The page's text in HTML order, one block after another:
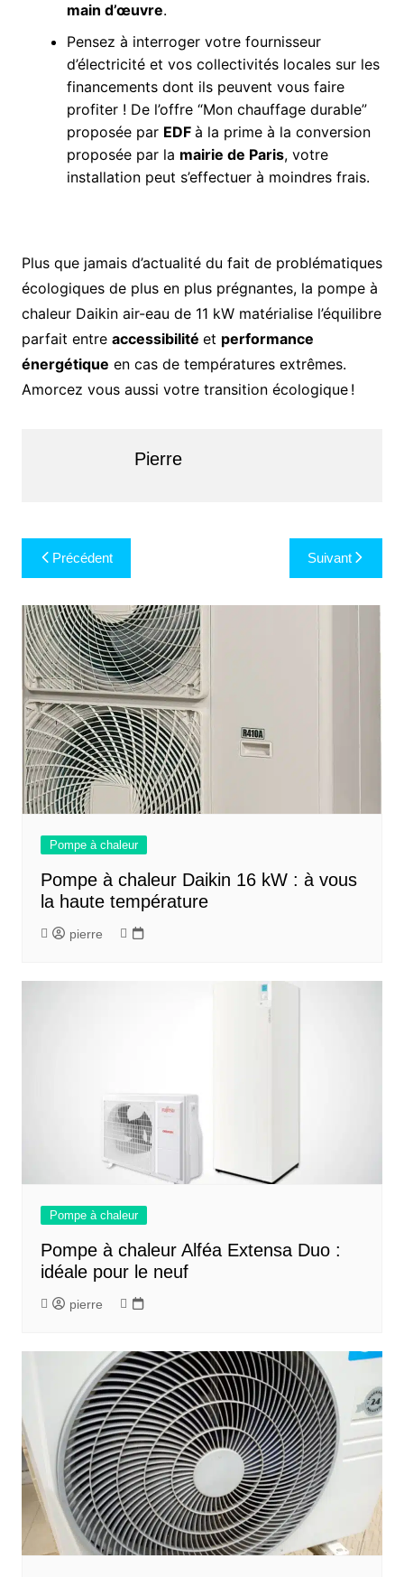
main d’œuvre.
Pensez à interroger votre fournisseur
d’électricité et vos collectivités locales sur les
financements dont ils peuvent vous faire
profiter ! De l’offre “Mon chauffage durable”
proposée par EDF à la prime à la conversion
proposée par la mairie de Paris, votre
installation peut s’effectuer à moindres frais.
Plus que jamais d’actualité du fait de problématiques
écologiques de plus en plus prégnantes, la pompe à
chaleur Daikin air-eau de 11 kW matérialise l’équilibre
parfait entre accessibilité et performance
énergétique en cas de températures extrêmes.
Amorcez vous aussi votre transition écologique !
Pierre
Navigation
de
l’article
Précédent Suivant
Pompe à chaleur
Pompe à chaleur Daikin 16 kW : à vous
la haute température
pierre
Pompe à chaleur
Pompe à chaleur Alféa Extensa Duo :
idéale pour le neuf
pierre